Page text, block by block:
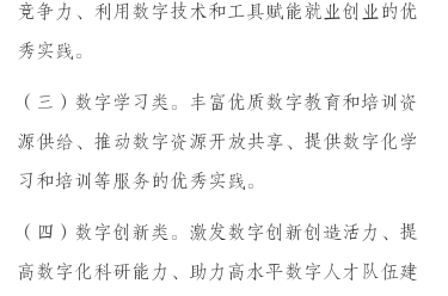
竞争力、利用数字技术和工具赋能就业创业的优
秀实践。
（三）数字学习类。丰富优质数字教育和培训资
源供给、推动数字资源开放共享、提供数字化学
习和培训等服务的优秀实践。
（四）数字创新类。激发数字创新创造活力、提
高数字化科研能力、助力高水平数字人才队伍建